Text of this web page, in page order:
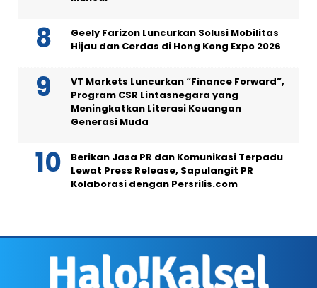
Geely Farizon Luncurkan Solusi Mobilitas
Hijau dan Cerdas di Hong Kong Expo 2026
VT Markets Luncurkan “Finance Forward”,
Program CSR Lintasnegara yang
Meningkatkan Literasi Keuangan
Generasi Muda
Berikan Jasa PR dan Komunikasi Terpadu
Lewat Press Release, Sapulangit PR
Kolaborasi dengan Persrilis.com